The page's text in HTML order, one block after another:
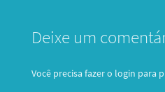
Deixe um
Você precisa fazer o login para